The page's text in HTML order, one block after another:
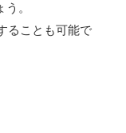
。
ることも可能で